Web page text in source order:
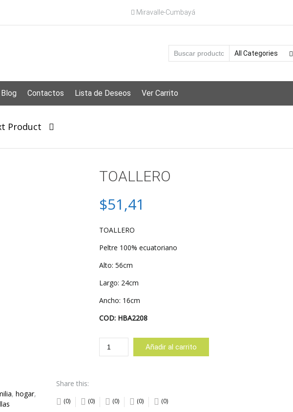
Miravalle-Cumbayá
Blog Contactos Lista de Deseos Ver Carrito
Product
TOALLERO
$51,41
TOALLERO
Peltre 100% ecuatoriano
Alto: 56cm
Largo: 24cm
Ancho: 16cm
COD: HBA2208
TOALLERO
cantidad
Añadir al carrito
, hogar,
Share this:
(0) (0) (0) (0) (0)